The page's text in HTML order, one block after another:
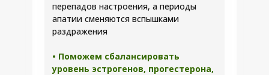
перепадов настроения, а периоды
апатии сменяются вспышками
раздражения
• Поможем сбалансировать
уровень эстрогенов, прогестерона,